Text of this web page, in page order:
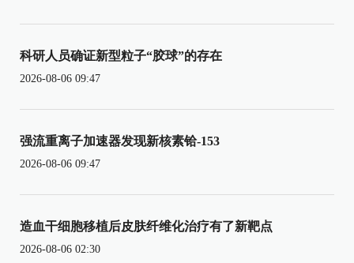
科研人员确证新型粒子“胶球”的存在
2026-08-06 09:47
强流重离子加速器发现新核素铪-153
2026-08-06 09:47
造血干细胞移植后皮肤纤维化治疗有了新靶点
2026-08-06 02:30